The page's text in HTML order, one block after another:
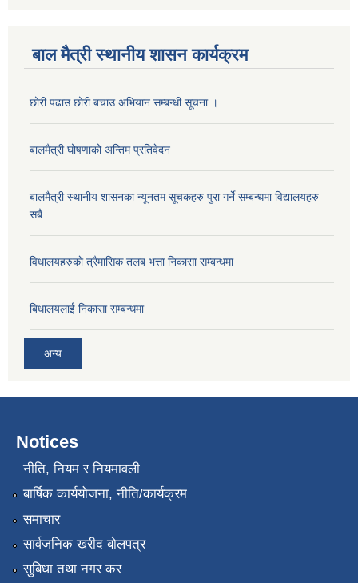
बाल मैत्री स्थानीय शासन कार्यक्रम
छोरी पढाउ छोरी बचाउ अभियान सम्बन्धी सूचना ।
बालमैत्री घोषणाको अन्तिम प्रतिवेदन
बालमैत्री स्थानीय शासनका न्यूनतम सूचकहरु पुरा गर्ने सम्बन्धमा विद्यालयहरु
सबै
विधालयहरुकाे त्रैमासिक तलब भत्ता निकासा सम्बन्धमा
बिधालयलाई निकासा सम्बन्धमा
अन्य
Notices
नीति, नियम र नियमावली
बार्षिक कार्ययोजना, नीति/कार्यक्रम
समाचार
सार्वजनिक खरीद बोलपत्र
सुबिधा तथा नगर कर